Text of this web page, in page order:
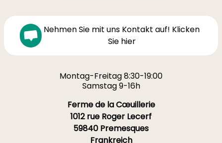
Nehmen Sie mit uns Kontakt auf! Klicken
Sie hier
Montag-Freitag 8:30-19:00
Samstag 9-16h
Ferme de la Cœuillerie
1012 rue Roger Lecerf
59840 Premesques
Frankreich